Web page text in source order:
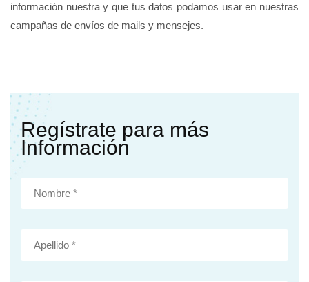
información nuestra y que tus datos podamos usar en nuestras
campañas de envíos de mails y mensejes.
Regístrate para más
Información